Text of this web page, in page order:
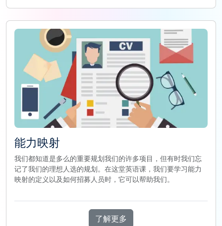
能力映射
我们都知道是多么的重要规划我们的许多项目，但有时我们忘
记了我们的理想人选的规划。在这堂英语课，我们要学习能力
映射的定义以及如何招募人员时，它可以帮助我们。
了解更多